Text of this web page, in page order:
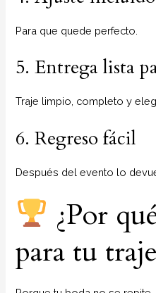
Para que quede perfecto.
5. Entrega lista
Traje limpio, completo y
6. Regreso fácil
Después del evento lo
¿Por
para tu